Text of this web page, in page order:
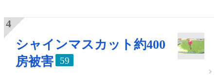
シャインマスカット約400
房被害
59